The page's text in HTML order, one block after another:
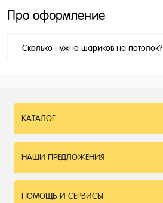
Про оформление
Сколько нужно шариков на потолок?
КАТАЛОГ
НАШИ ПРЕДЛОЖЕНИЯ
ПОМОЩЬ И СЕРВИСЫ